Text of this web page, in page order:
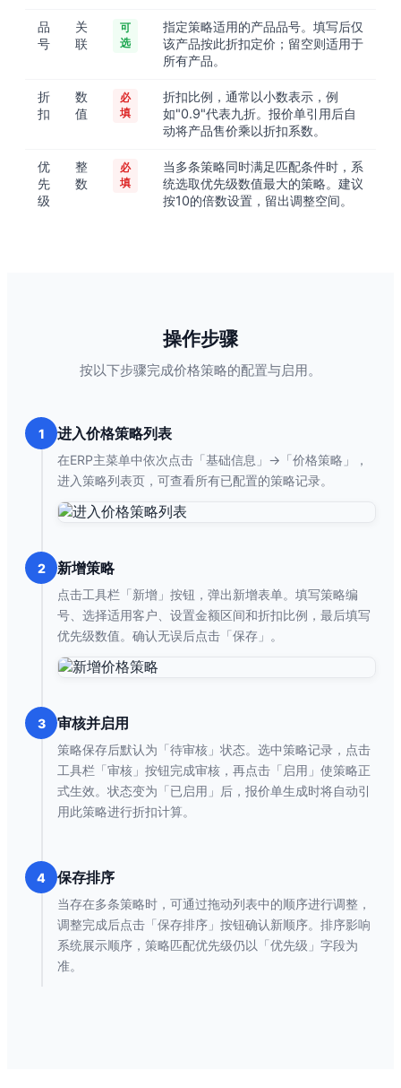
品
号
关
联
可
选
指定策略适用的产品品号。填写后仅
该产品按此折扣定价；留空则适用于
所有产品。
折
扣
数
值
必
填
折扣比例，通常以小数表示，例
如"0.9"代表九折。报价单引用后自
动将产品售价乘以折扣系数。
优
先
级
整
数
必
填
当多条策略同时满足匹配条件时，系
统选取优先级数值最大的策略。建议
按10的倍数设置，留出调整空间。
操作步骤
按以下步骤完成价格策略的配置与启用。
1 进入价格策略列表
在ERP主菜单中依次点击「基础信息」→「价格策略」，
进入策略列表页，可查看所有已配置的策略记录。
2 新增策略
点击工具栏「新增」按钮，弹出新增表单。填写策略编
号、选择适用客户、设置金额区间和折扣比例，最后填写
优先级数值。确认无误后点击「保存」。
3 审核并启用
策略保存后默认为「待审核」状态。选中策略记录，点击
工具栏「审核」按钮完成审核，再点击「启用」使策略正
式生效。状态变为「已启用」后，报价单生成时将自动引
用此策略进行折扣计算。
4 保存排序
当存在多条策略时，可通过拖动列表中的顺序进行调整，
调整完成后点击「保存排序」按钮确认新顺序。排序影响
系统展示顺序，策略匹配优先级仍以「优先级」字段为
准。